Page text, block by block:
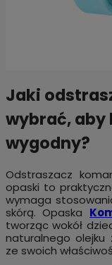
Jaki
wybrać, aby
wygodny?
Odstraszacz
opaski to
wymaga
skórą. Opaska
tworząc wokół
naturalnego olejku
ze swoich